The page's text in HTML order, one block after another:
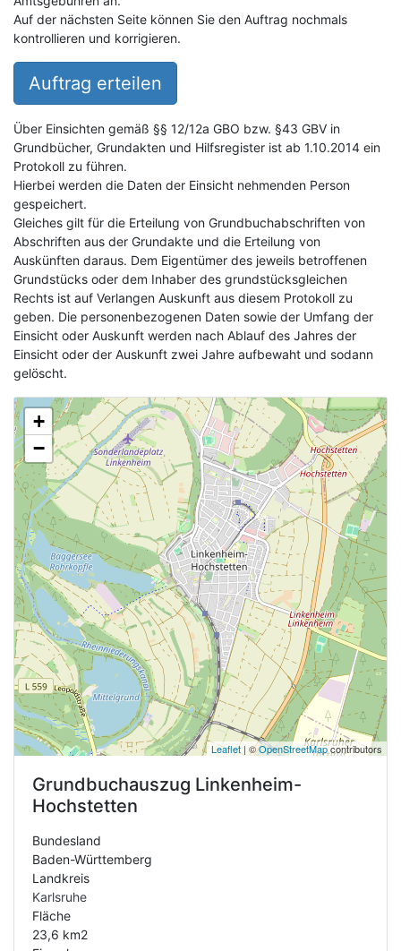
Auf der nächsten Seite können Sie den Auftrag nochmals
kontrollieren und korrigieren.
Auftrag erteilen
Über Einsichten gemäß §§ 12/12a GBO bzw. §43 GBV in
Grundbücher, Grundakten und Hilfsregister ist ab 1.10.2014 ein
Protokoll zu führen.
Hierbei werden die Daten der Einsicht nehmenden Person
gespeichert.
Gleiches gilt für die Erteilung von Grundbuchabschriften von
Abschriften aus der Grundakte und die Erteilung von
Auskünften daraus. Dem Eigentümer des jeweils betroffenen
Grundstücks oder dem Inhaber des grundstücksgleichen
Rechts ist auf Verlangen Auskunft aus diesem Protokoll zu
geben. Die personenbezogenen Daten sowie der Umfang der
Einsicht oder Auskunft werden nach Ablauf des Jahres der
Einsicht oder der Auskunft zwei Jahre aufbewaht und sodann
gelöscht.
+
−
Leaflet | ©OpenStreetMapcontributors
Grundbuchauszug Linkenheim-
Hochstetten
Bundesland
Baden-Württemberg
Landkreis
Karlsruhe
Fläche
23,6 km2